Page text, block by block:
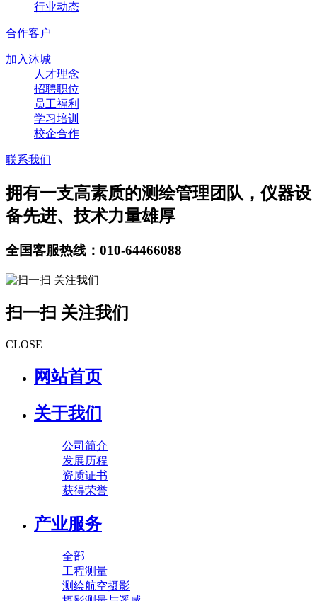
行业动态
合作客户
加入沐城
人才理念
招聘职位
员工福利
学习培训
校企合作
联系我们
拥有一支高素质的测绘管理团队，仪器设
备先进、技术力量雄厚
全国客服热线：010-64466088
扫一扫 关注我们
CLOSE
网站首页
关于我们
公司简介
发展历程
资质证书
获得荣誉
产业服务
全部
工程测量
测绘航空摄影